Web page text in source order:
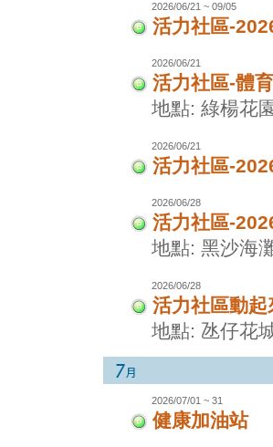
2026/06/21 ~ 09/05
活力社區-
2026/06/21
活力社區-體
地點: 綠楊花
2026/06/21
活力社區-
2026/06/28
活力社區-
地點: 黑沙海
2026/06/28
活力社區動
地點: 氹仔花
2026/07/01 ~ 31
健康加油站